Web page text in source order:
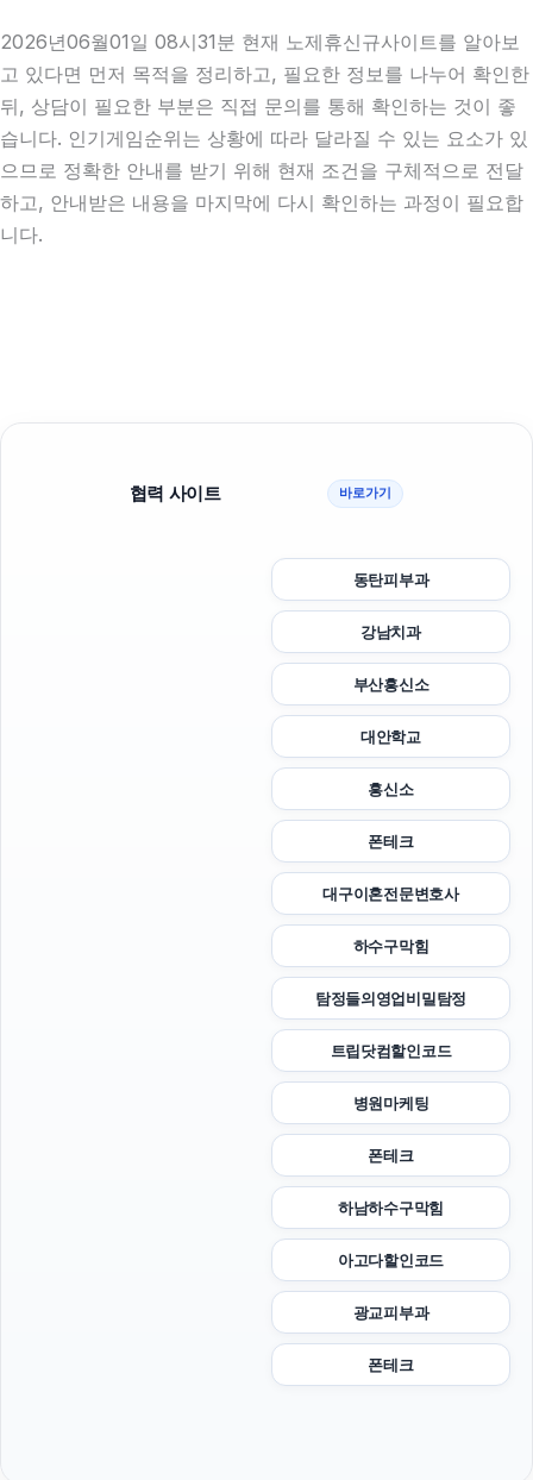
2026년06월01일 08시31분 현재 노제휴신규사이트를 알아보
고 있다면 먼저 목적을 정리하고, 필요한 정보를 나누어 확인한
뒤, 상담이 필요한 부분은 직접 문의를 통해 확인하는 것이 좋
습니다. 인기게임순위는 상황에 따라 달라질 수 있는 요소가 있
으므로 정확한 안내를 받기 위해 현재 조건을 구체적으로 전달
하고, 안내받은 내용을 마지막에 다시 확인하는 과정이 필요합
니다.
협력 사이트 바로가기
동탄피부과
강남치과
부산흥신소
대안학교
흥신소
폰테크
대구이혼전문변호사
하수구막힘
탐정들의영업비밀탐정
트립닷컴할인코드
병원마케팅
폰테크
하남하수구막힘
아고다할인코드
광교피부과
폰테크